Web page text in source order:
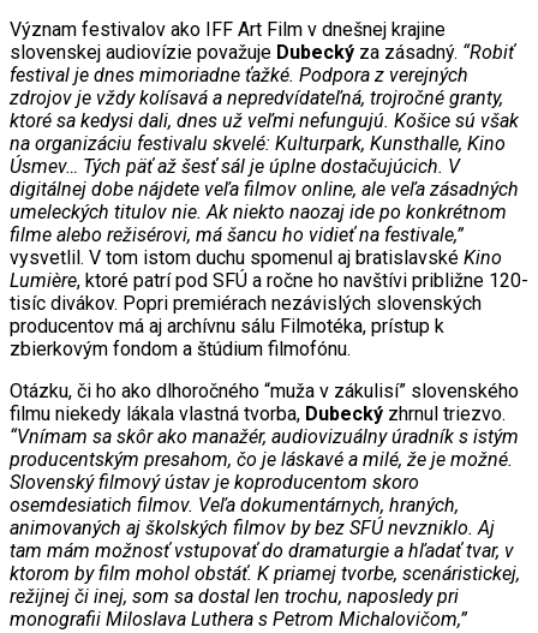
Význam festivalov ako IFF Art Film v dnešnej krajine
slovenskej audiovízie považuje Dubecký za zásadný. “Robiť
festival je dnes mimoriadne ťažké. Podpora z verejných
zdrojov je vždy kolísavá a nepredvídateľná, trojročné granty,
ktoré sa kedysi dali, dnes už veľmi nefungujú. Košice sú však
na organizáciu festivalu skvelé: Kulturpark, Kunsthalle, Kino
Úsmev… Tých päť až šesť sál je úplne dostačujúcich. V
digitálnej dobe nájdete veľa filmov online, ale veľa zásadných
umeleckých titulov nie. Ak niekto naozaj ide po konkrétnom
filme alebo režisérovi, má šancu ho vidieť na festivale,”
vysvetlil. V tom istom duchu spomenul aj bratislavské Kino
Lumière, ktoré patrí pod SFÚ a ročne ho navštívi približne 120-
tisíc divákov. Popri premiérach nezávislých slovenských
producentov má aj archívnu sálu Filmotéka, prístup k
zbierkovým fondom a štúdium filmofónu.
Otázku, či ho ako dlhoročného “muža v zákulisí” slovenského
filmu niekedy lákala vlastná tvorba, Dubecký zhrnul triezvo.
“Vnímam sa skôr ako manažér, audiovizuálny úradník s istým
producentským presahom, čo je láskavé a milé, že je možné.
Slovenský filmový ústav je koproducentom skoro
osemdesiatich filmov. Veľa dokumentárnych, hraných,
animovaných aj školských filmov by bez SFÚ nevzniklo. Aj
tam mám možnosť vstupovať do dramaturgie a hľadať tvar, v
ktorom by film mohol obstáť. K priamej tvorbe, scenáristickej,
režijnej či inej, som sa dostal len trochu, naposledy pri
monografii Miloslava Luthera s Petrom Michalovičom,”